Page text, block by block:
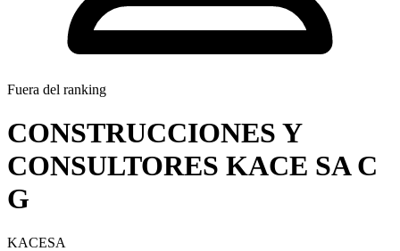
Fuera del ranking
CONSTRUCCIONES Y
CONSULTORES KACE SA C
G
KACESA